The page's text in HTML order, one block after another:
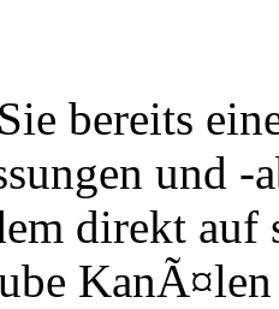
bereits
und -
direkt auf